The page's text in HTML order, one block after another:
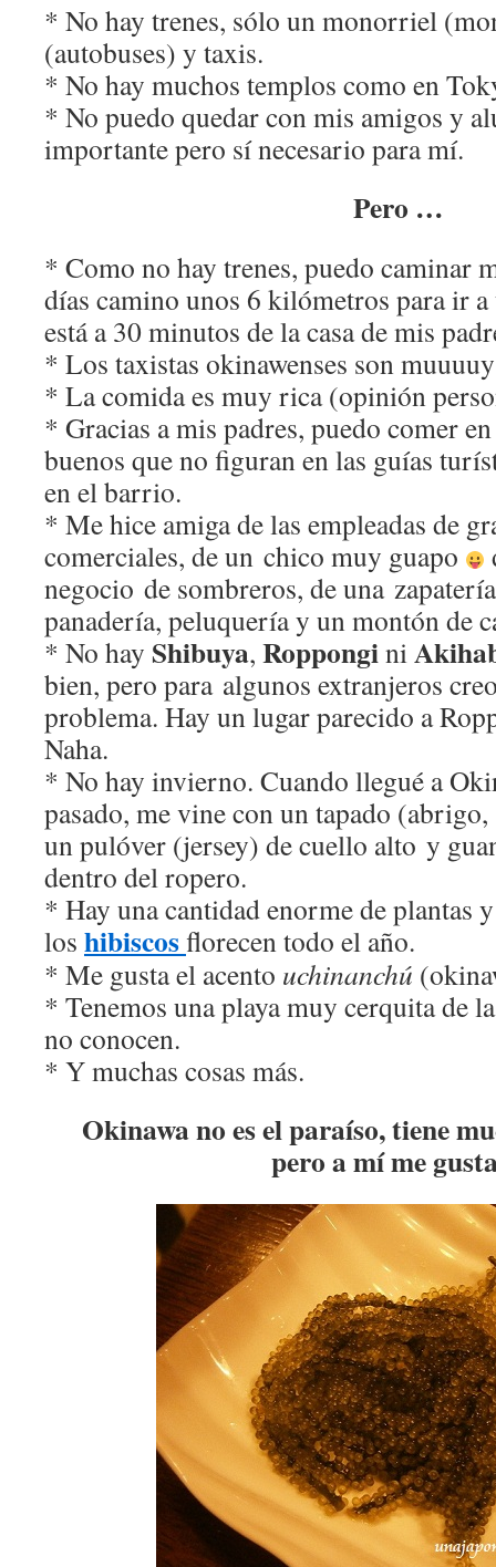
* No hay trenes, sólo un monorriel
(autobuses) y taxis.
* No hay muchos templos como en
* No puedo quedar con mis amigos y
importante pero sí necesario para mí.
Pero …
* Como no hay trenes, puedo caminar
días camino unos 6 kilómetros para ir
está a 30 minutos de la casa de mis
* Los taxistas okinawenses son
* La comida es muy rica (opinión
* Gracias a mis padres, puedo comer
buenos que no figuran en las guías
en el barrio.
* Me hice amiga de las empleadas de
comerciales, de un chico muy guapo
negocio de sombreros, de una
panadería, peluquería y un montón de
* No hay Shibuya, Roppongini
bien, pero para algunos extranjeros
problema. Hay un lugar parecido a
Naha.
* No hay invierno. Cuando llegué a
pasado, me vine con un tapado
un pulóver (jersey) de cuello alto y
dentro del ropero.
* Hay una cantidad enorme de plantas
los hibiscosflorecen todo el año.
* Me gusta el acento uchinanchú
* Tenemos una playa muy cerquita de
no conocen.
* Y muchas cosas más.
Okinawa no es el paraíso, tiene
pero a mí me